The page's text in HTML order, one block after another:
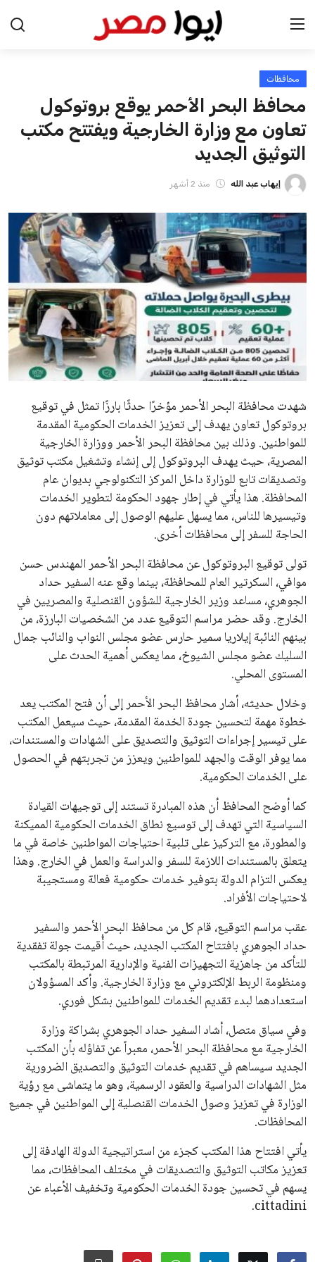
الرئيسية
اخبار مصر
عرب وعالم
اقتصاد
اخبار الرياضة
منوعات
فن وثقافة
علوم وتكنولوجيا
المرأة والجمال
حوادث
محافظات
محافظات
محافظ البحر الأحمر يوقع بروتوكول
تعاون مع وزارة الخارجية ويفتتح مكتب
التوثيق الجديد
إيهاب عبد الله منذ 2 أشهر
شهدت محافظة البحر الأحمر مؤخرًا حدثًا بارزًا تمثل في توقيع
بروتوكول تعاون يهدف إلى تعزيز الخدمات الحكومية المقدمة
للمواطنين. وذلك بين محافظة البحر الأحمر ووزارة الخارجية
المصرية، حيث يهدف البروتوكول إلى إنشاء وتشغيل مكتب توثيق
وتصديقات تابع للوزارة داخل المركز التكنولوجي بديوان عام
المحافظة. هذا يأتي في إطار جهود الحكومة لتطوير الخدمات
وتيسيرها للناس، مما يسهل عليهم الوصول إلى معاملاتهم دون
الحاجة للسفر إلى محافظات أخرى.
تولى توقيع البروتوكول عن محافظة البحر الأحمر المهندس حسن
موافي، السكرتير العام للمحافظة، بينما وقع عنه السفير حداد
الجوهري، مساعد وزير الخارجية للشؤون القنصلية والمصريين في
الخارج. وقد حضر مراسم التوقيع عدد من الشخصيات البارزة، من
بينهم النائبة إيلاريا سمير حارس عضو مجلس النواب والنائب جمال
السليك عضو مجلس الشيوخ، مما يعكس أهمية الحدث على
المستوى المحلي.
وخلال حديثه، أشار محافظ البحر الأحمر إلى أن فتح المكتب يعد
خطوة مهمة لتحسين جودة الخدمة المقدمة، حيث سيعمل المكتب
على تيسير إجراءات التوثيق والتصديق على الشهادات والمستندات،
مما يوفر الوقت والجهد للمواطنين ويعزز من تجربتهم في الحصول
على الخدمات الحكومية.
كما أوضح المحافظ أن هذه المبادرة تستند إلى توجيهات القيادة
السياسية التي تهدف إلى توسيع نطاق الخدمات الحكومية المميكنة
والمطورة، مع التركيز على تلبية احتياجات المواطنين خاصة في ما
يتعلق بالمستندات اللازمة للسفر والدراسة والعمل في الخارج. وهذا
يعكس التزام الدولة بتوفير خدمات حكومية فعالة ومستجيبة
لاحتياجات الأفراد.
عقب مراسم التوقيع، قام كل من محافظ البحر الأحمر والسفير
حداد الجوهري بافتتاح المكتب الجديد، حيث أُقيمت جولة تفقدية
للتأكد من جاهزية التجهيزات الفنية والإدارية المرتبطة بالمكتب
ومنظومة الربط الإلكتروني مع وزارة الخارجية. وأكد المسؤولان
استعدادهما لبدء تقديم الخدمات للمواطنين بشكل فوري.
وفي سياق متصل، أشاد السفير حداد الجوهري بشراكة وزارة
الخارجية مع محافظة البحر الأحمر، معبراً عن تفاؤله بأن المكتب
الجديد سيساهم في تقديم خدمات التوثيق والتصديق الضرورية
مثل الشهادات الدراسية والعقود الرسمية، وهو ما يتماشى مع رؤية
الوزارة في تعزيز وصول الخدمات القنصلية إلى المواطنين في جميع
المحافظات.
يأتي افتتاح هذا المكتب كجزء من استراتيجية الدولة الهادفة إلى
تعزيز مكاتب التوثيق والتصديقات في مختلف المحافظات، مما
يسهم في تحسين جودة الخدمات الحكومية وتخفيف الأعباء عن
cittadini.